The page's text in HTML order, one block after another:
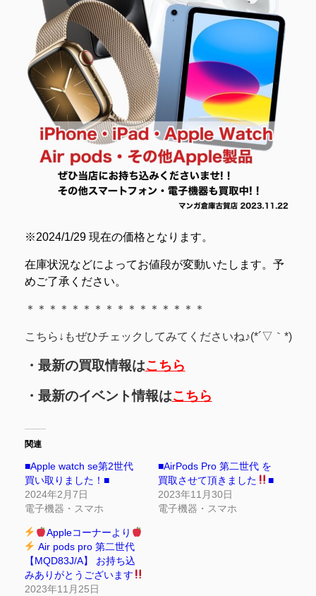
※2024/1/29 現在の価格となります。
在庫状況などによってお値段が変動いたします。予
めご了承ください。
＊＊＊＊＊＊＊＊＊＊＊＊＊＊＊＊
こちら↓もぜひチェックしてみてくださいね♪(*´▽｀*)
・最新の買取情報はこちら
・最新のイベント情報はこちら
関連
■Apple watch se第2世代
買い取りました！■
2024年2月7日
電子機器・スマホ
■AirPods Pro 第二世代 を
買取させて頂きました
■
2023年11月30日
電子機器・スマホ
Appleコーナーより
Air pods pro 第二世代
【MQD83J/A】 お持ち込
みありがとうございます
2023年11月25日